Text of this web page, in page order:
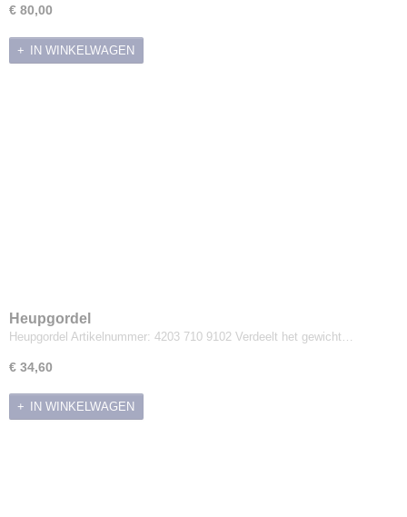
Stihl MultiSysteem
Toro accu programma
€ 80,00
IN WINKELWAGEN
Heupgordel
Heupgordel Artikelnummer: 4203 710 9102 Verdeelt het gewicht…
€ 34,60
IN WINKELWAGEN